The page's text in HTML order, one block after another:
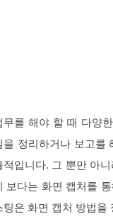
무를 해야 할 때 다양
을 정리하거나 보고를
적입니다. 그 뿐만 아
보다는 화면 캡처를
팅은 화면 캡처 방법을